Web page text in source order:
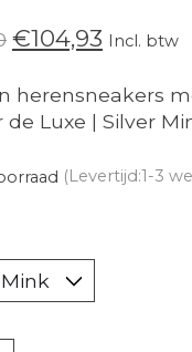
€104,93 Incl. btw
herensneakers
de Luxe | Silver
(Levertijd:1-3